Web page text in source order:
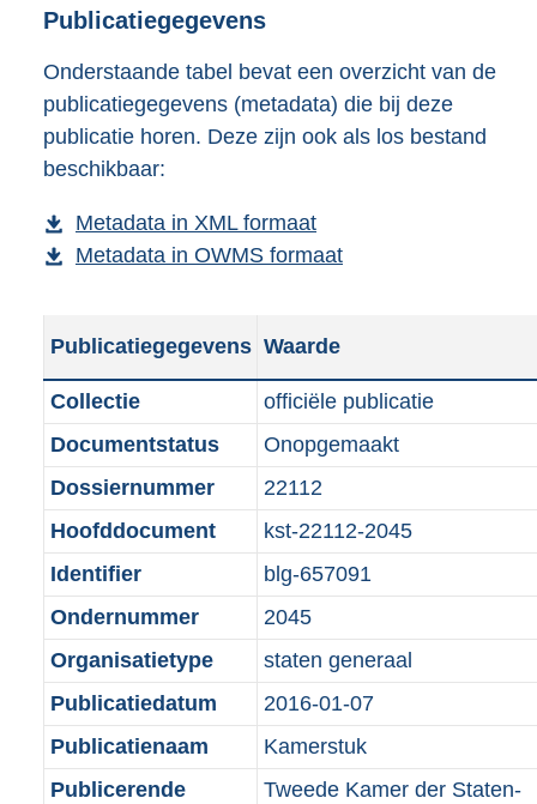
w
l
o
a
d
u
b
i
a
t
i
e
i
n
f
o
r
m
a
a
t
s
a
n
d
s
r
o
t
e
:
1
4
7
K
b
Publicatiegegevens
Onderstaande tabel bevat een overzicht van de
publicatiegegevens (metadata) die bij deze
publicatie horen. Deze zijn ook als los bestand
beschikbaar:
Metadata in XML formaat
e
a
n
d
s
g
r
o
o
t
e
:
1
K
Metadata in OWMS formaat
a
n
d
g
r
o
t
t
e
:
1
Publicatiegegevens Waarde
Collectie
officiële publicatie
Documentstatus
Onopgemaakt
Dossiernummer
22112
Hoofddocument
kst-22112-2045
Identifier
blg-657091
Ondernummer
2045
Organisatietype
staten generaal
Publicatiedatum
2016-01-07
Publicatienaam
Kamerstuk
Publicerende
Tweede Kamer der Staten-